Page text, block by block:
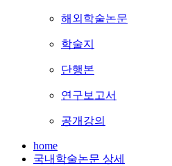
해외학술논문
학술지
단행본
연구보고서
공개강의
home
국내학술논문 상세